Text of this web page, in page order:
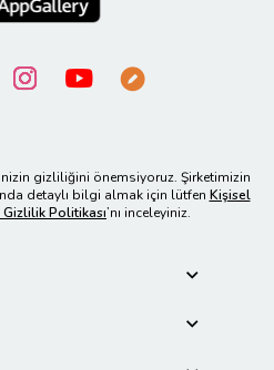
gizliliğini önemsiyoruz. Şirketimizin
detaylı bilgi almak için lütfen Kişisel
Politikası’nı inceleyiniz.